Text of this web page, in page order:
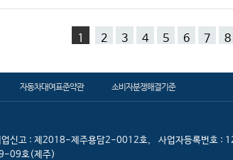
1 2 3 4 5 6 7 8
자동차대여표준약관 소비자분쟁해결기준
업신고 : 제2018-제주용담2-0012호, 사업자등록번호
09호(제주)